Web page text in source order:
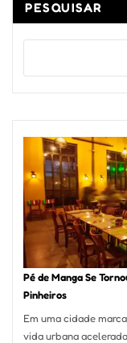
PESQUISAR
Pé de Manga Se
Pinheiros
Em uma cidade
vida urbana